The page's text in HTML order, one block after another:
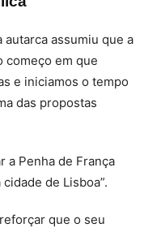
autarca assumiu que a
começo em que
e iniciamos o tempo
das propostas
a Penha de França
de Lisboa”.
que o seu